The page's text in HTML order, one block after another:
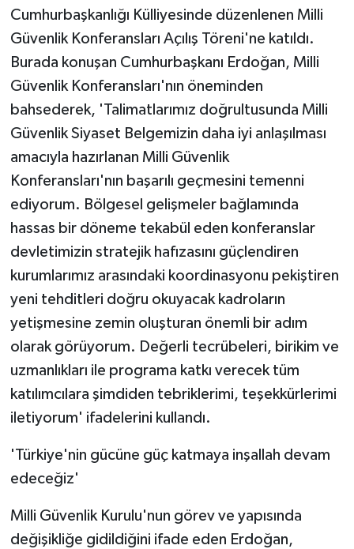
Cumhurbaşkanlığı Külliyesinde düzenlenen Milli
Güvenlik Konferansları Açılış Töreni'ne katıldı.
Burada konuşan Cumhurbaşkanı Erdoğan, Milli
Güvenlik Konferansları'nın öneminden
bahsederek, 'Talimatlarımız doğrultusunda Milli
Güvenlik Siyaset Belgemizin daha iyi anlaşılması
amacıyla hazırlanan Milli Güvenlik
Konferansları'nın başarılı geçmesini temenni
ediyorum. Bölgesel gelişmeler bağlamında
hassas bir döneme tekabül eden konferanslar
devletimizin stratejik hafızasını güçlendiren
kurumlarımız arasındaki koordinasyonu pekiştiren
yeni tehditleri doğru okuyacak kadroların
yetişmesine zemin oluşturan önemli bir adım
olarak görüyorum. Değerli tecrübeleri, birikim ve
uzmanlıkları ile programa katkı verecek tüm
katılımcılara şimdiden tebriklerimi, teşekkürlerimi
iletiyorum' ifadelerini kullandı.
'Türkiye'nin gücüne güç katmaya inşallah devam
edeceğiz'
Milli Güvenlik Kurulu'nun görev ve yapısında
değişikliğe gidildiğini ifade eden Erdoğan,